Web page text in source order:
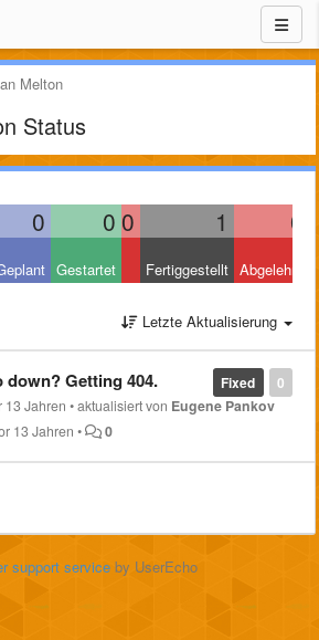
Melton
Status
0 0 0 1 0
Gestartet Fertiggestellt Abgelehnt
Letzte Aktualisierung
0
Fixed
down? Getting 404.
13 Jahren •aktualisiert von Eugene Pankov
13 Jahren • 0
support service by UserEcho